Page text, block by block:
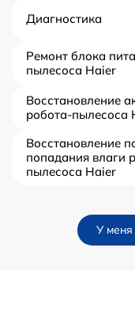
Диагностика
Ремонт блока
пылесоса Haier
Восстановление
робота-пылесоса
Восстановление
попадания влаги
пылесоса Haier
У меня